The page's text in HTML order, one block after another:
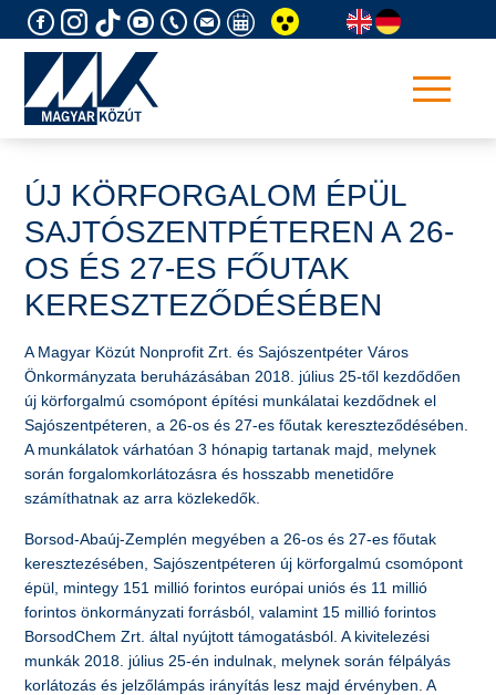
to
ÚJ KÖRFORGALOM ÉPÜL
SAJTÓSZENTPÉTEREN A 26-
OS ÉS 27-ES FŐUTAK
KERESZTEZŐDÉSÉBEN
A Magyar Közút Nonprofit Zrt. és Sajószentpéter Város
Önkormányzata beruházásában 2018. július 25-től kezdődően
új körforgalmú csomópont építési munkálatai kezdődnek el
Sajószentpéteren, a 26-os és 27-es főutak kereszteződésében.
A munkálatok várhatóan 3 hónapig tartanak majd, melynek
során forgalomkorlátozásra és hosszabb menetidőre
számíthatnak az arra közlekedők.
Borsod-Abaúj-Zemplén megyében a 26-os és 27-es főutak
keresztezésében, Sajószentpéteren új körforgalmú csomópont
épül, mintegy 151 millió forintos európai uniós és 11 millió
forintos önkormányzati forrásból, valamint 15 millió forintos
BorsodChem Zrt. által nyújtott támogatásból. A kivitelezési
munkák 2018. július 25-én indulnak, melynek során félpályás
korlátozás és jelzőlámpás irányítás lesz majd érvényben. A